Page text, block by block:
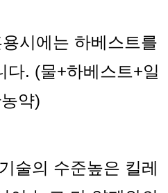
시에는 하베스트를
다. (물+하베스트+일
약)
술의 수준높은 킬레